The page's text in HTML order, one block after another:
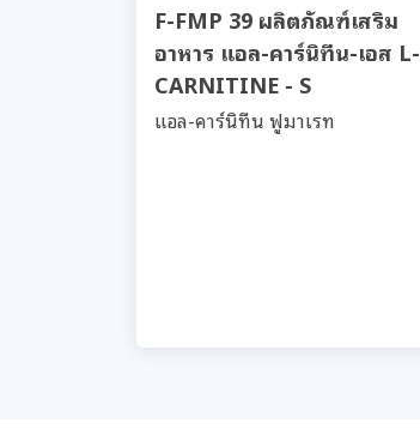
F-FMP 39 ผลิตภัณฑ์เสริม
อาหาร แอล-คาร์นิทีน-เอส L-
CARNITINE - S
แอล-คาร์นิทีน ฟูมาเรท